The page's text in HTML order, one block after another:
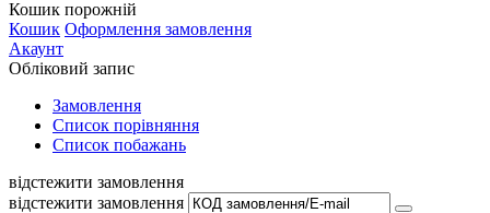
Кошик порожній
Кошик Оформлення замовлення
Акаунт
Обліковий запис
Замовлення
Cписок порівняння
Список побажань
відстежити замовлення
відстежити замовлення